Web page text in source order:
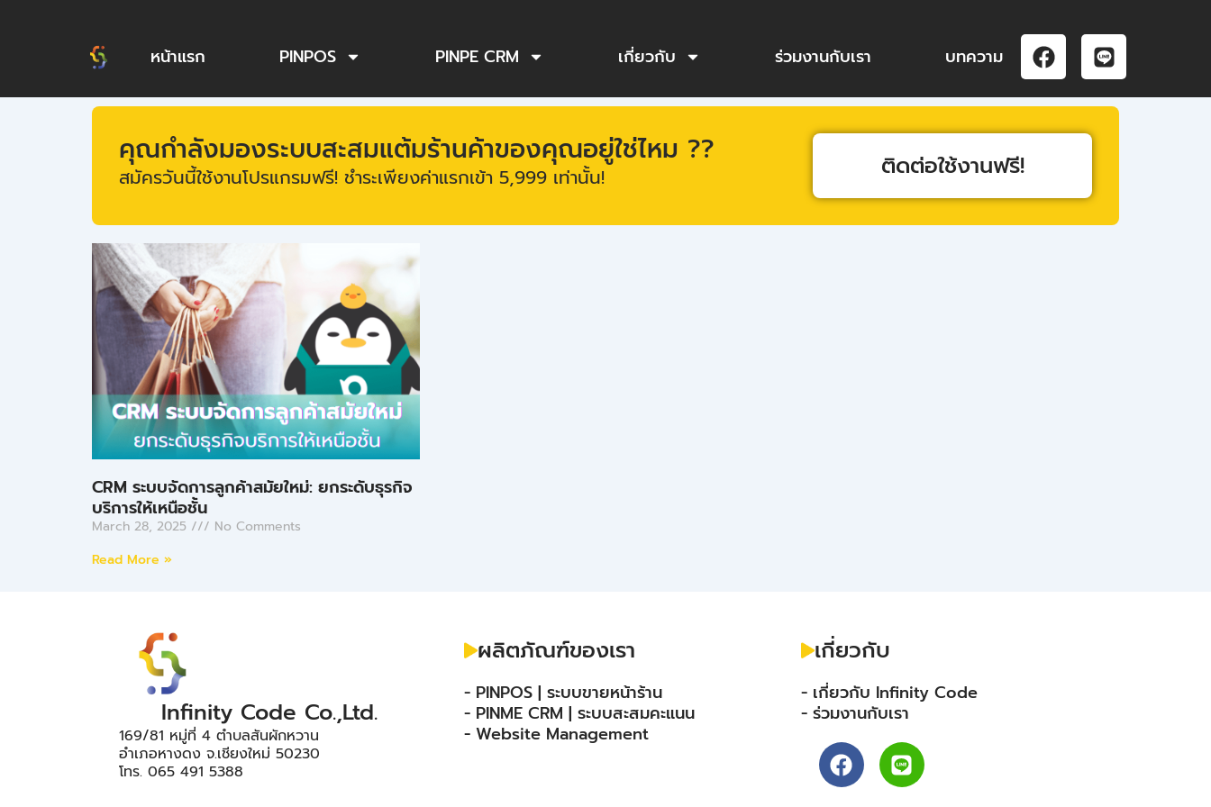
หน้าแรก PINPOS PINPE CRM เกี่ยวกับ ร่วมงานกับเรา บทความ
F
a
e
b
k
L
i
e
คุณกำลังมองระบบสะสมแต้มร้านค้าของคุณอยู่ใช่ไหม ??
สมัครวันนี้ใช้งานโปรแกรมฟรี! ชำระเพียงค่าแรกเข้า 5,999 เท่านั้น! ติดต่อใช้งานฟรี!
CRM ระบบจัดการลูกค้าสมัยใหม่: ยกระดับธุรกิจ
บริการให้เหนือชั้น
March 28, 2025
No Comments
Read More »
Infinity Code Co.,Ltd.
169/81 หมู่ที่ 4 ตำบลสันผักหวาน
อำเภอหางดง จ.เชียงใหม่ 50230
โทร. 065 491 5388
ผลิตภัณฑ์ของเรา
- PINPOS | ระบบขายหน้าร้าน
- PINME CRM | ระบบสะสมคะแนน
- Website Management
เกี่ยวกับ
- เกี่ยวกับ Infinity Code
- ร่วมงานกับเรา
F
a
L
i